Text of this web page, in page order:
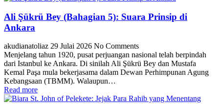
Ali Şükrü Bey (Bahagian 5): Suara Prinsip di
Ankara
akudianatoliaz 29 Julai 2026 No Comments
Menjelang tahun 1920, pusat perjuangan nasional telah berpindah
dari Istanbul ke Ankara. Di sinilah Ali Şükrü Bey dan Mustafa
Kemal Paşa mula bekerjasama dalam Dewan Perhimpunan Agung
Kebangsaan (TBMM). Walaupun…
Read more